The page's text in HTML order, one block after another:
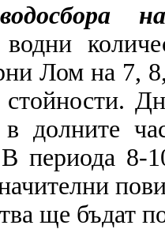
водни
Лом на 7,
долните
периода 8-
ще бъдат